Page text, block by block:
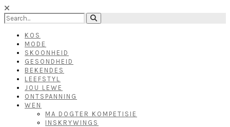
KOS
MODE
SKOONHEID
GESONDHEID
BEKENDES
LEEFSTYL
JOU LEWE
ONTSPANNING
WEN
MA DOGTER KOMPETISIE
INSKRYWINGS